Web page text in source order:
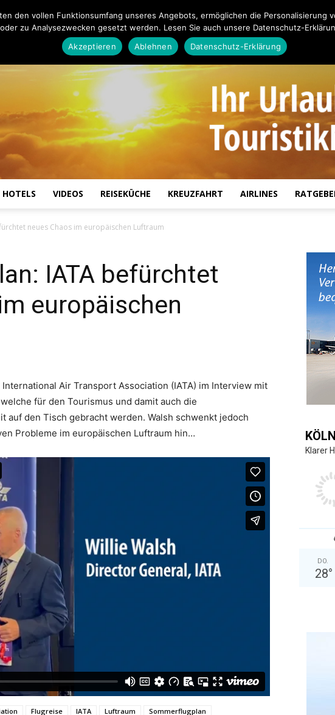
und
HOTELS VIDEOS REISEKÜCHE KREUZFAHRT AIRLINES
neues Chaos im europäischen Luftraum
IATA befürchtet
europäischen
Air Transport Association (IATA) im Interview mit
für den Tourismus und damit auch die
auf den Tisch gebracht werden. Walsh schwenkt jedoch
Probleme im europäischen Luftraum hin…
Flugreise IATA Luftraum Sommerflugplan
KÖLN
Klarer
DO.
28°
den vollen Funktionsumfang unseres Angebots, ermöglichen die Personalisierung
oder zu Analysezwecken gesetzt werden. Lesen Sie auch unsere Datenschutz-
Akzeptieren
Ablehnen Datenschutz-Erklärung